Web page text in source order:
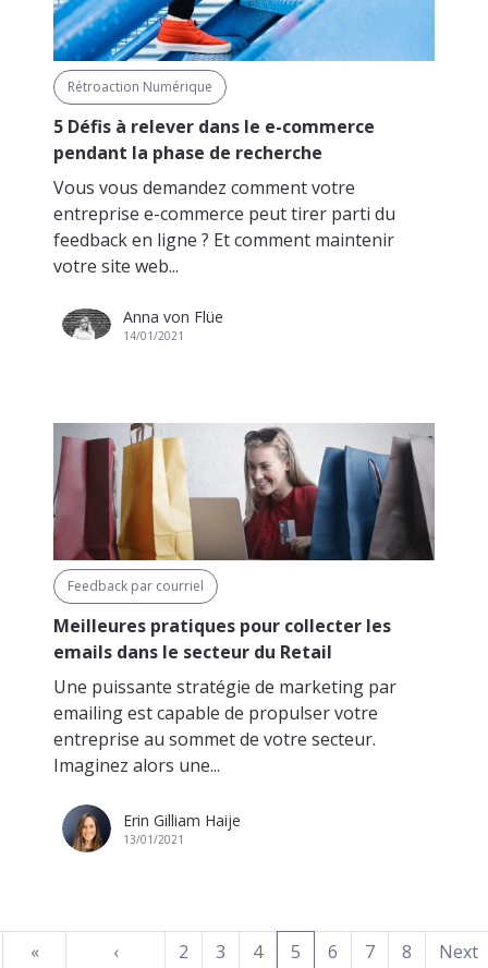
Rétroaction Numérique
5 Défis à relever dans le e-commerce
pendant la phase de recherche
Vous vous demandez comment votre
entreprise e-commerce peut tirer parti du
feedback en ligne ? Et comment maintenir
votre site web...
Anna von Flüe
14/01/2021
Feedback par courriel
Meilleures pratiques pour collecter les
emails dans le secteur du Retail
Une puissante stratégie de marketing par
emailing est capable de propulser votre
entreprise au sommet de votre secteur.
Imaginez alors une...
Erin Gilliam Haije
13/01/2021
«
‹
2 3 4 5 (current)
6 7 8
Next